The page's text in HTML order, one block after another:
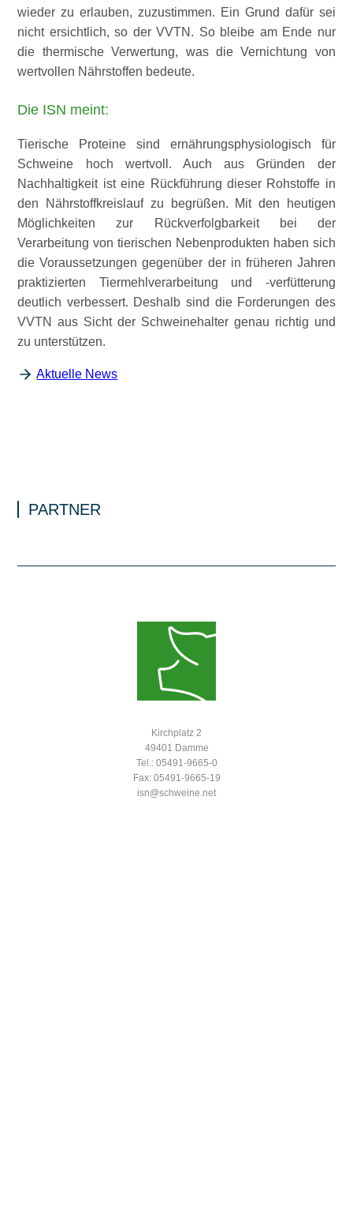
wieder zu erlauben, zuzustimmen. Ein Grund dafür sei
nicht ersichtlich, so der VVTN. So bleibe am Ende nur
die thermische Verwertung, was die Vernichtung von
wertvollen Nährstoffen bedeute.
Die ISN meint:
Tierische Proteine sind ernährungsphysiologisch für
Schweine hoch wertvoll. Auch aus Gründen der
Nachhaltigkeit ist eine Rückführung dieser Rohstoffe in
den Nährstoffkreislauf zu begrüßen. Mit den heutigen
Möglichkeiten zur Rückverfolgbarkeit bei der
Verarbeitung von tierischen Nebenprodukten haben sich
die Voraussetzungen gegenüber der in früheren Jahren
praktizierten Tiermehlverarbeitung und -verfütterung
deutlich verbessert. Deshalb sind die Forderungen des
VVTN aus Sicht der Schweinehalter genau richtig und
zu unterstützen.
Aktuelle News
PARTNER
Kirchplatz 2
49401 Damme
Tel.: 05491-9665-0
Fax: 05491-9665-19
isn@schweine.net